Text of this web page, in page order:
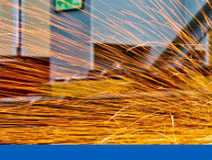
Karriärsida
Axess inlogg